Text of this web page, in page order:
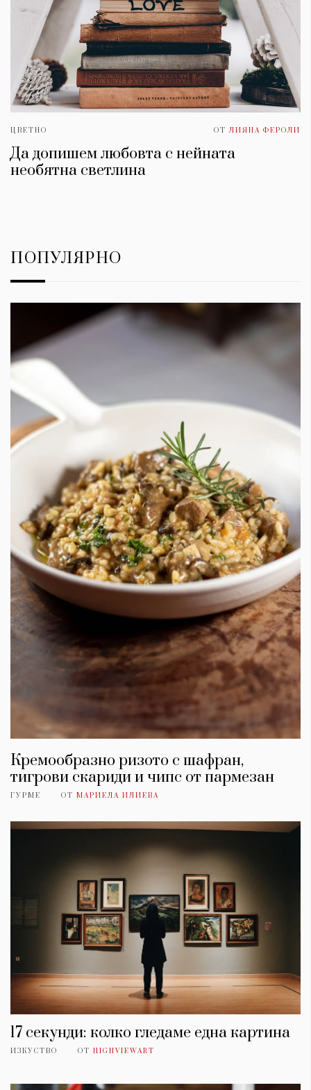
ЦВЕТНО ОТ ЛИЯНА ФЕРОЛИ
Да допишем любовта с нейната
необятна светлина
ПОПУЛЯРНО
Кремообразно ризото с шафран,
тигрови скариди и чипс от пармезан
ГУРМЕ ОТ МАРИЕЛА ИЛИЕВА
17 секунди: колко гледаме една картина
ИЗКУСТВО ОТ HIGHVIEWART